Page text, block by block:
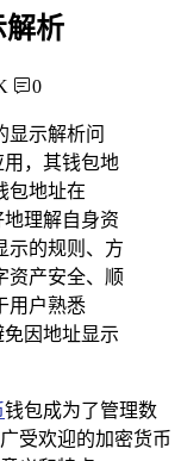
解析
0
显示解析问
用，其钱包地
包地址在
地理解自身资
示的规则、方
资产安全、顺
用户熟悉
免因地址显示
钱包成为了管理数
受欢迎的加密货币